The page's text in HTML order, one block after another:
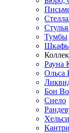
Тумбы
Рауна
Ольса
Бон
Сиело
Кантри